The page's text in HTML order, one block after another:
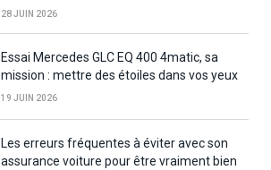
28 JUIN 2026
Essai Mercedes GLC EQ 400 4matic, sa
mission : mettre des étoiles dans vos yeux
19 JUIN 2026
Les erreurs fréquentes à éviter avec son
assurance voiture pour être vraiment bien